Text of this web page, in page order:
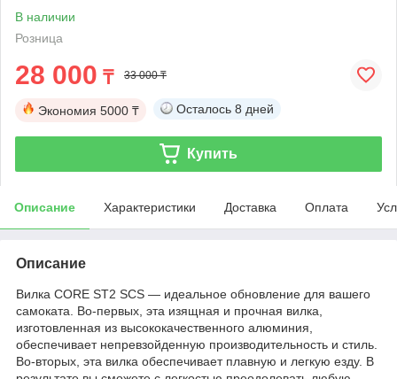
В наличии
Розница
28 000 ₸ 33 000 ₸
Экономия 5000 ₸ Осталось 8 дней
Купить
Описание Характеристики Доставка Оплата
Описание
Вилка CORE ST2 SCS — идеальное обновление для вашего
самоката. Во-первых, эта изящная и прочная вилка,
изготовленная из высококачественного алюминия,
обеспечивает непревзойденную производительность и стиль.
Во-вторых, эта вилка обеспечивает плавную и легкую езду. В